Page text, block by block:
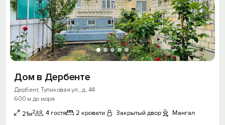
Дом в Дербенте
Дербент, Тупиковая ул., д. 44
600 м до моря
21м2 4 гостя 2 кровати Закрытый двор Мангал